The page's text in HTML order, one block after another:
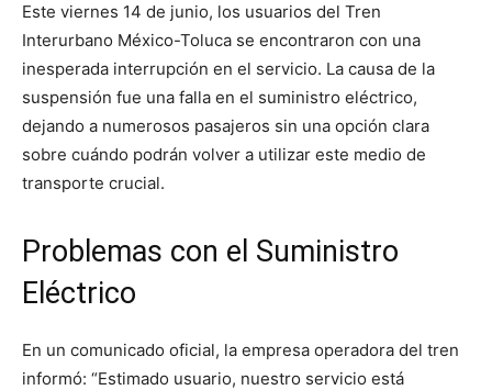
Este viernes 14 de junio, los usuarios del Tren
Interurbano México-Toluca se encontraron con una
inesperada interrupción en el servicio. La causa de la
suspensión fue una falla en el suministro eléctrico,
dejando a numerosos pasajeros sin una opción clara
sobre cuándo podrán volver a utilizar este medio de
transporte crucial.
Problemas con el Suministro
Eléctrico
En un comunicado oficial, la empresa operadora del tren
informó: “Estimado usuario, nuestro servicio está